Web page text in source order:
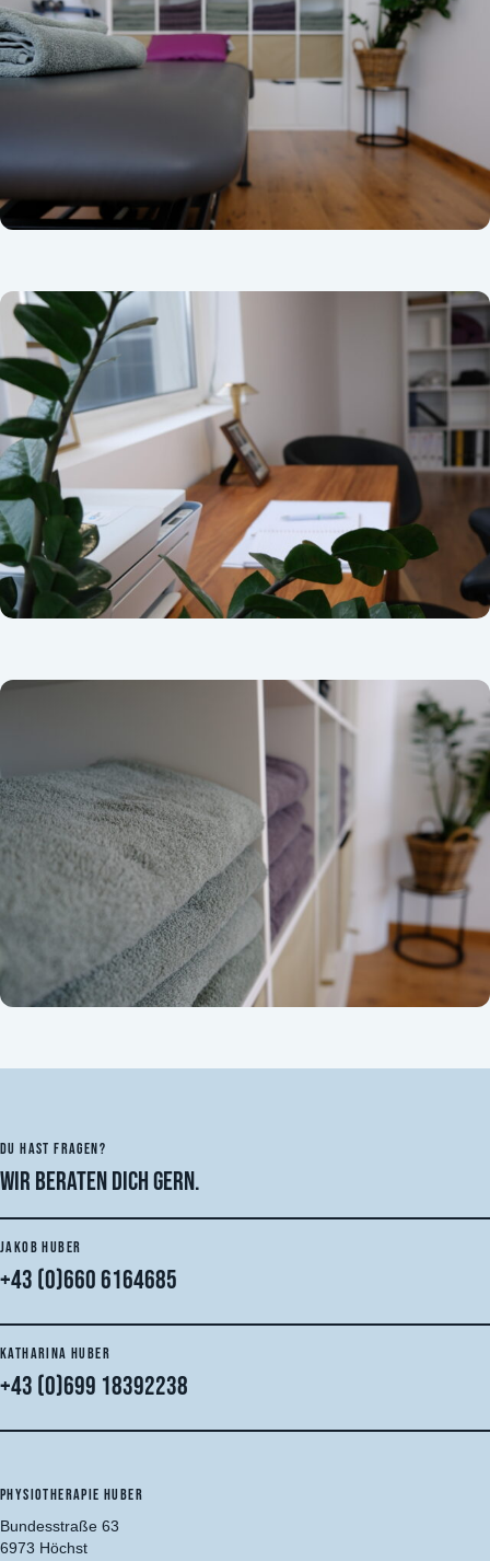
DU HAST FRAGEN?
Wir beraten dich gern.
JAKOB HUBER
+43 (0)660 6164685
KATHARINA HUBER
+43 (0)699 18392238
PHYSIOTHERAPIE HUBER
Bundesstraße 63
6973 Höchst